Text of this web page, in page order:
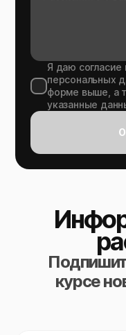
Я даю согласие
персональных
форме выше, а
указанные
курсе